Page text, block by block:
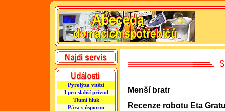
Pyrolýza vítězí
I pro slabší přívod
Tlumí hluk
Pára s úsporou
Menší bratr
Recenze robotu Eta